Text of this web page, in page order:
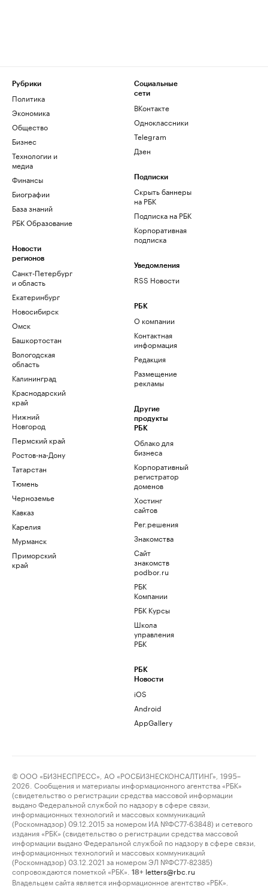
Рубрики
Политика
Экономика
Общество
Бизнес
Технологии и
медиа
Финансы
Биографии
База знаний
РБК Образование
Новости
регионов
Санкт-Петербург
и область
Екатеринбург
Новосибирск
Омск
Башкортостан
Вологодская
область
Калининград
Краснодарский
край
Нижний
Новгород
Пермский край
Ростов-на-Дону
Татарстан
Тюмень
Черноземье
Кавказ
Карелия
Мурманск
Приморский
край
Социальные
сети
ВКонтакте
Одноклассники
Telegram
Дзен
Подписки
Скрыть баннеры
на РБК
Подписка на РБК
Корпоративная
подписка
Уведомления
RSS Новости
РБК
О компании
Контактная
информация
Редакция
Размещение
рекламы
Другие
продукты
РБК
Облако для
бизнеса
Корпоративный
регистратор
доменов
Хостинг
сайтов
Рег.решения
Знакомства
Сайт
знакомств
podbor.ru
РБК
Компании
РБК Курсы
Школа
управления
РБК
РБК
Новости
iOS
Android
AppGallery
© ООО «БИЗНЕСПРЕСС», АО «РОСБИЗНЕСКОНСАЛТИНГ», 1995–
2026. Сообщения и материалы информационного агентства «РБК»
(свидетельство о регистрации средства массовой информации
выдано Федеральной службой по надзору в сфере связи,
информационных технологий и массовых коммуникаций
(Роскомнадзор) 09.12.2015 за номером ИА №ФС77-63848) и сетевого
издания «РБК» (свидетельство о регистрации средства массовой
информации выдано Федеральной службой по надзору в сфере связи,
информационных технологий и массовых коммуникаций
(Роскомнадзор) 03.12.2021 за номером ЭЛ №ФС77-82385)
сопровождаются пометкой «РБК».
18+ letters@rbc.ru
Владельцем сайта является информационное агентство «РБК».